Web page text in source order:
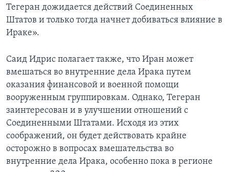
Тегеран дожидается действий Соединенных
Штатов и только тогда начнет добиваться влияние в
Ираке».
Саид Идрис полагает также, что Иран может
вмешаться во внутренние дела Ирака путем
оказания финансовой и военной помощи
вооруженным группировкам. Однако, Тегеран
заинтересован и в улучшении отношений с
Соединенными Штатами. Исходя из этих
соображений, он будет действовать крайне
осторожно в вопросах вмешательства во
внутренние дела Ирака, особенно пока в регионе